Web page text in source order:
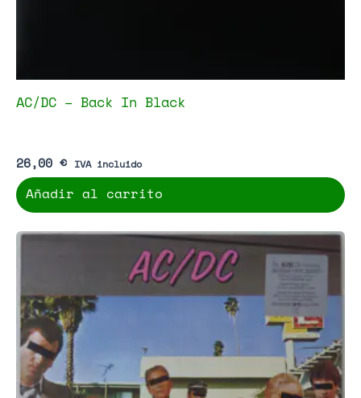
AC/DC – Back In Black
26,00 € IVA incluido
Añadir al carrito